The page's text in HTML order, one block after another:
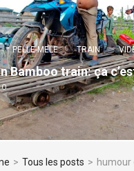
PELLE-MELE TRAIN
Bamboo train: ça
> Tous les posts > humour